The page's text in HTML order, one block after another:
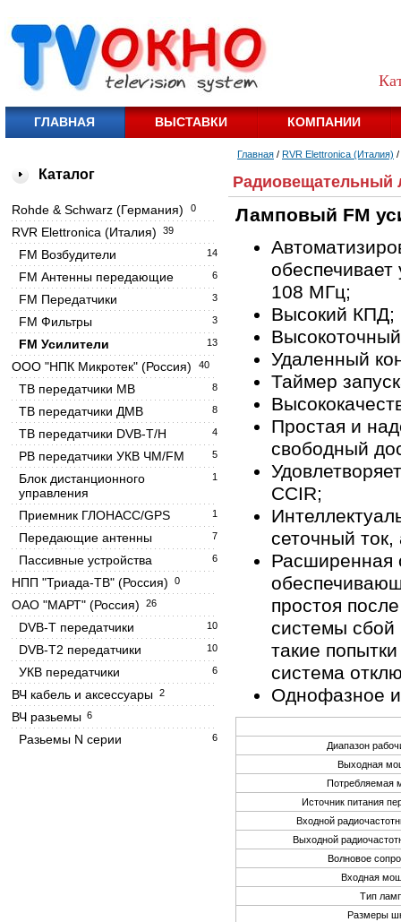
ГЛАВНАЯ ВЫСТАВКИ КОМПАНИИ
Каталог
0
Rohde & Schwarz (Германия)
39
RVR Elettronica (Италия)
14
FM Возбудители
6
FM Антенны передающие
3
FM Передатчики
3
FM Фильтры
13
FM Усилители
40
OOO "НПК Микротек" (Россия)
8
ТВ передатчики МВ
8
ТВ передатчики ДМВ
4
ТВ передатчики DVB-T/H
5
РВ передатчики УКВ ЧМ/FM
1
Блок дистанционного
управления
1
Приемник ГЛОНАСС/GPS
7
Передающие антенны
6
Пассивные устройства
0
НПП "Триада-ТВ" (Россия)
26
ОАО "МАРТ" (Россия)
10
DVB-T передатчики
10
DVB-T2 передатчики
6
УКВ передатчики
2
ВЧ кабель и аксессуары
6
ВЧ разьемы
6
Разьемы N серии
Главная / RVR Elettronica (Италия) /
Радиовещательный
Ламповый FM
108 МГц;
Высокий КПД;
Удаленный
Таймер
Простая и
свободный
CCIR;
сеточный
Расширенная
простоя
системы сбой
такие
система
Однофазное
Диапазон
Выходная
Потребляемая
Источник питания
Входной
Выходной
Волновое
Входная
Тип
Размеры